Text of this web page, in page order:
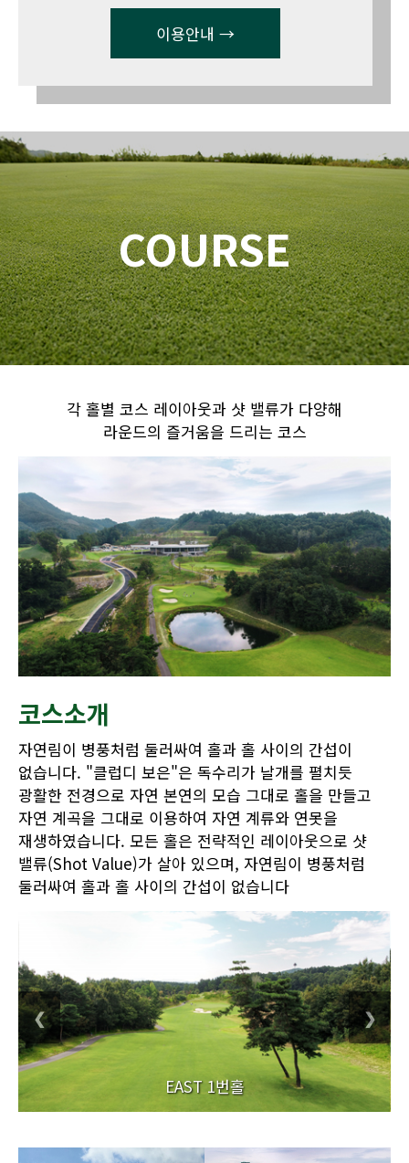
이용안내 →
COURSE
각 홀별 코스 레이아웃과 샷 밸류가 다양해
라운드의 즐거움을 드리는 코스
코스소개
자연림이 병풍처럼 둘러싸여 홀과 홀 사이의 간섭이
없습니다. "클럽디 보은"은 독수리가 날개를 펼치듯
광활한 전경으로 자연 본연의 모습 그대로 홀을 만들고
자연 계곡을 그대로 이용하여 자연 계류와 연못을
재생하였습니다. 모든 홀은 전략적인 레이아웃으로 샷
밸류(Shot Value)가 살아 있으며, 자연림이 병풍처럼
둘러싸여 홀과 홀 사이의 간섭이 없습니다
EAST 1번홀
❮ ❯